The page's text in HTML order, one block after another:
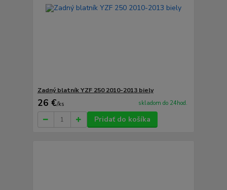
Zadný blatník YZF 250 2010-2013 biely
26 €/ks skladom do 24hod.
Pridať do košíka